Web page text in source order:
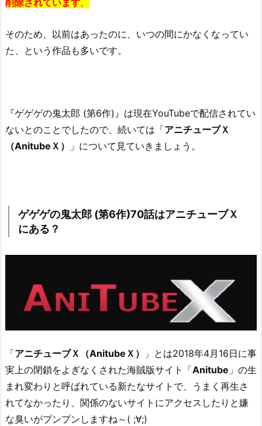
削除されています。
そのため、以前はあったのに、いつの間にかなくなってい
た、という作品も多いです。
『ゲゲゲの鬼太郎 (第6作)』は現在YouTubeで配信されてい
ないとのことでしたので、続いては「アニチューブＸ
（AnitubeＸ）
」について見ていきましょう。
ゲゲゲの鬼太郎 (第6作)70話はアニチューブＸ
にある？
「アニチューブＸ（AnitubeＸ）
」とは2018年4月16日に事
実上の閉鎖をよぎなくされた海賊版サイト「Anitube 」の生
まれ変わりと呼ばれている新たなサイトで、うまく再生さ
れてなかったり、関係のないサイトにアクセスしたりと嫌
な臭いがプンプンしますね～( ;∀;)